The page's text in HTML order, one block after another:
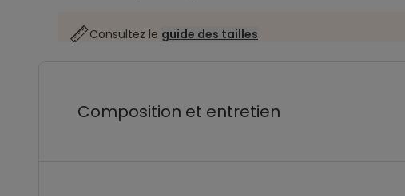
Consultez le guide des tailles
Composition et entretien